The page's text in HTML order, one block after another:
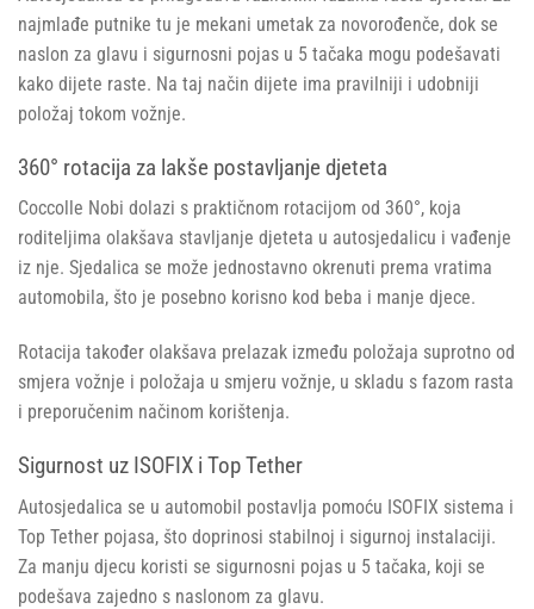
najmlađe putnike tu je mekani umetak za novorođenče, dok se
naslon za glavu i sigurnosni pojas u 5 tačaka mogu podešavati
kako dijete raste. Na taj način dijete ima pravilniji i udobniji
položaj tokom vožnje.
360° rotacija za lakše postavljanje djeteta
Coccolle Nobi dolazi s praktičnom rotacijom od 360°, koja
roditeljima olakšava stavljanje djeteta u autosjedalicu i vađenje
iz nje. Sjedalica se može jednostavno okrenuti prema vratima
automobila, što je posebno korisno kod beba i manje djece.
Rotacija također olakšava prelazak između položaja suprotno od
smjera vožnje i položaja u smjeru vožnje, u skladu s fazom rasta
i preporučenim načinom korištenja.
Sigurnost uz ISOFIX i Top Tether
Autosjedalica se u automobil postavlja pomoću ISOFIX sistema i
Top Tether pojasa, što doprinosi stabilnoj i sigurnoj instalaciji.
Za manju djecu koristi se sigurnosni pojas u 5 tačaka, koji se
podešava zajedno s naslonom za glavu.